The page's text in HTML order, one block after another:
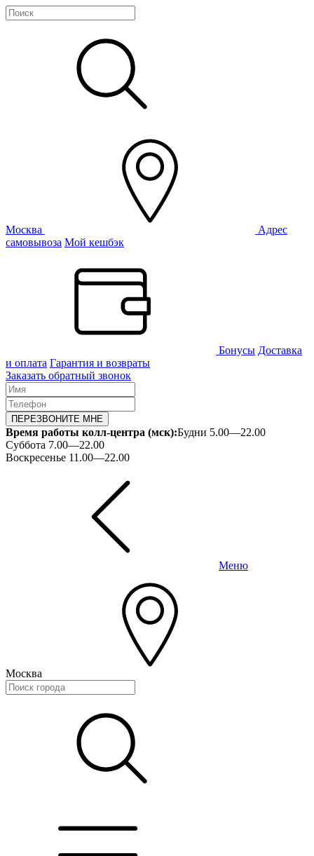
Москва
Адрес
самовывоза Мой кешбэк
Бонусы Доставка
и оплата Гарантия и возвраты
Заказать обратный звонок
ПЕРЕЗВОНИТЕ МНЕ
Время работы колл-центра (мск):Будни 5.00—22.00
Суббота 7.00—22.00
Воскресенье 11.00—22.00
Меню
Москва